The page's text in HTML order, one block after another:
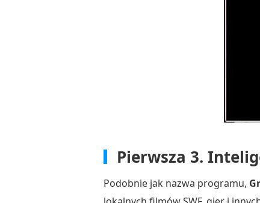
Pierwsza 3.
Podobnie jak nazwa programu,